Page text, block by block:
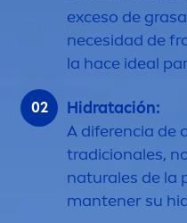
exceso de
necesidad de
la hace ideal
Hidratación:
A diferencia de
tradicionales,
naturales de la
mantener su